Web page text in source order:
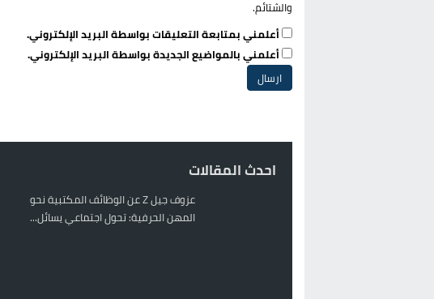
والشتائم.
أعلمني بمتابعة التعليقات بواسطة البريد الإلكتروني.
أعلمني بالمواضيع الجديدة بواسطة البريد الإلكتروني.
احدث المقالات
عزوف جيل Z عن الوظائف المكتبية نحو
المهن الحرفية: تحول اجتماعي يسائل...